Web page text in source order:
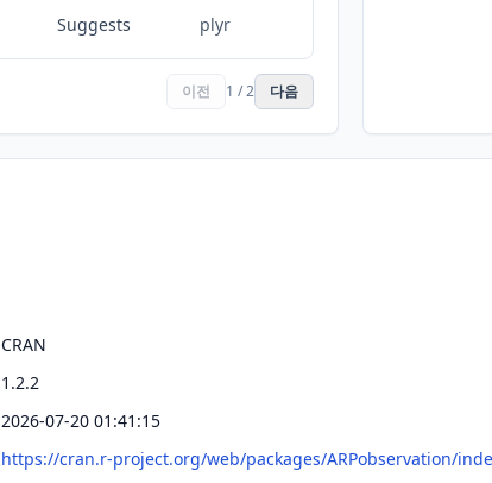
Suggests plyr
이전 1 / 2 다음
CRAN
1.2.2
2026-07-20 01:41:15
https://cran.r-project.org/web/packages/ARPobservation/